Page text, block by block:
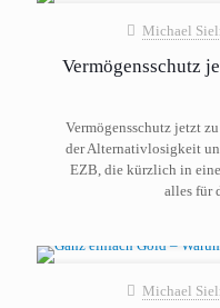
Michael
Vermögensschutz
Vermögensschutz jetzt
der Alternativlosigkeit
EZB, die kürzlich in
alles für
Michael